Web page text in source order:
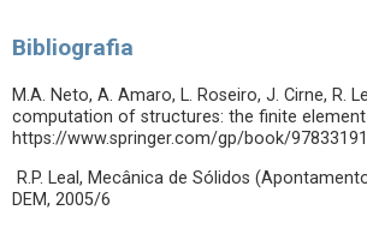
Bibliografia
M.A. Neto, A. Amaro, L. Roseiro, J. Cirne, R.
computation of structures: the finite element
https://www.springer.com/gp/book/
R.P. Leal, Mecânica de Sólidos
DEM, 2005/6